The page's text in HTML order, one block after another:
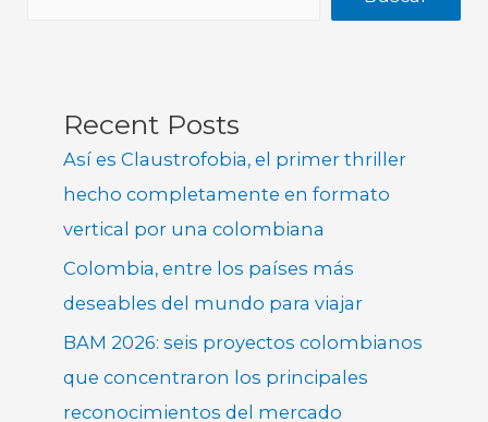
Recent Posts
Así es Claustrofobia, el primer thriller
hecho completamente en formato
vertical por una colombiana
Colombia, entre los países más
deseables del mundo para viajar
BAM 2026: seis proyectos colombianos
que concentraron los principales
reconocimientos del mercado